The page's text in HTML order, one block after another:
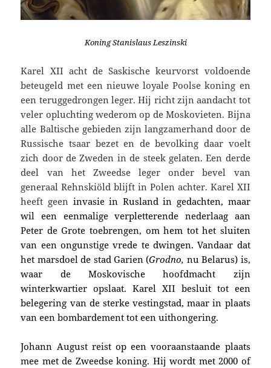
KoningStanislausLeszinski
Karel XII acht de Saskische keurvorst voldoende
beteugeld met een nieuwe loyale Poolse koning en
een teruggedrongen leger. Hij richt zijn aandacht tot
veler opluchting wederom op de Moskovieten. Bijna
alle Baltische gebieden zijn langzamerhand door de
Russische tsaar bezet en de bevolking daar voelt
zich door de Zweden in de steek gelaten. Een derde
deel van het Zweedse leger onder bevel van
generaal Rehnskiöld blijft in Polen achter. Karel XII
heeft geen invasie in Rusland in gedachten, maar
wil een eenmalige verpletterende nederlaag aan
Peter de Grote toebrengen, om hem tot het sluiten
van een ongunstige vrede te dwingen. Vandaar dat
het marsdoel de stad Garien (Grodno, nu Belarus) is,
waar de Moskovische hoofdmacht zijn
winterkwartier opslaat. Karel XII besluit tot een
belegering van de sterke vestingstad, maar in plaats
van een bombardement tot een uithongering.
Johann August reist op een vooraanstaande plaats
mee met de Zweedse koning. Hij wordt met 2000 of